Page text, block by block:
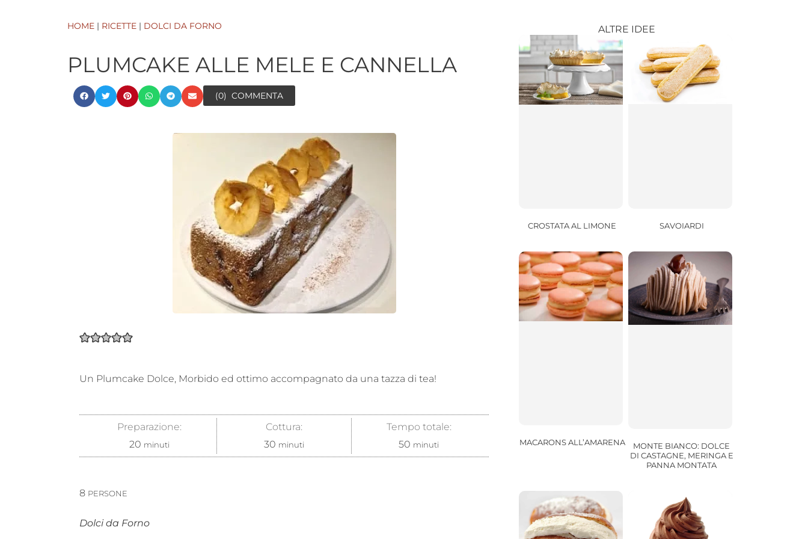
HOME | RICETTE | DOLCI DA FORNO
PLUMCAKE ALLE MELE E CANNELLA
(0) COMMENTA
Un Plumcake Dolce, Morbido ed ottimo accompagnato da una tazza di tea!
Preparazione:
20 minuti
Cottura:
30 minuti
Tempo totale:
50 minuti
8 PERSONE
Dolci da Forno
ALTRE IDEE
CROSTATA AL LIMONE SAVOIARDI
MACARONS ALL’AMARENA
MONTE BIANCO: DOLCE
DI CASTAGNE, MERINGA E
PANNA MONTATA